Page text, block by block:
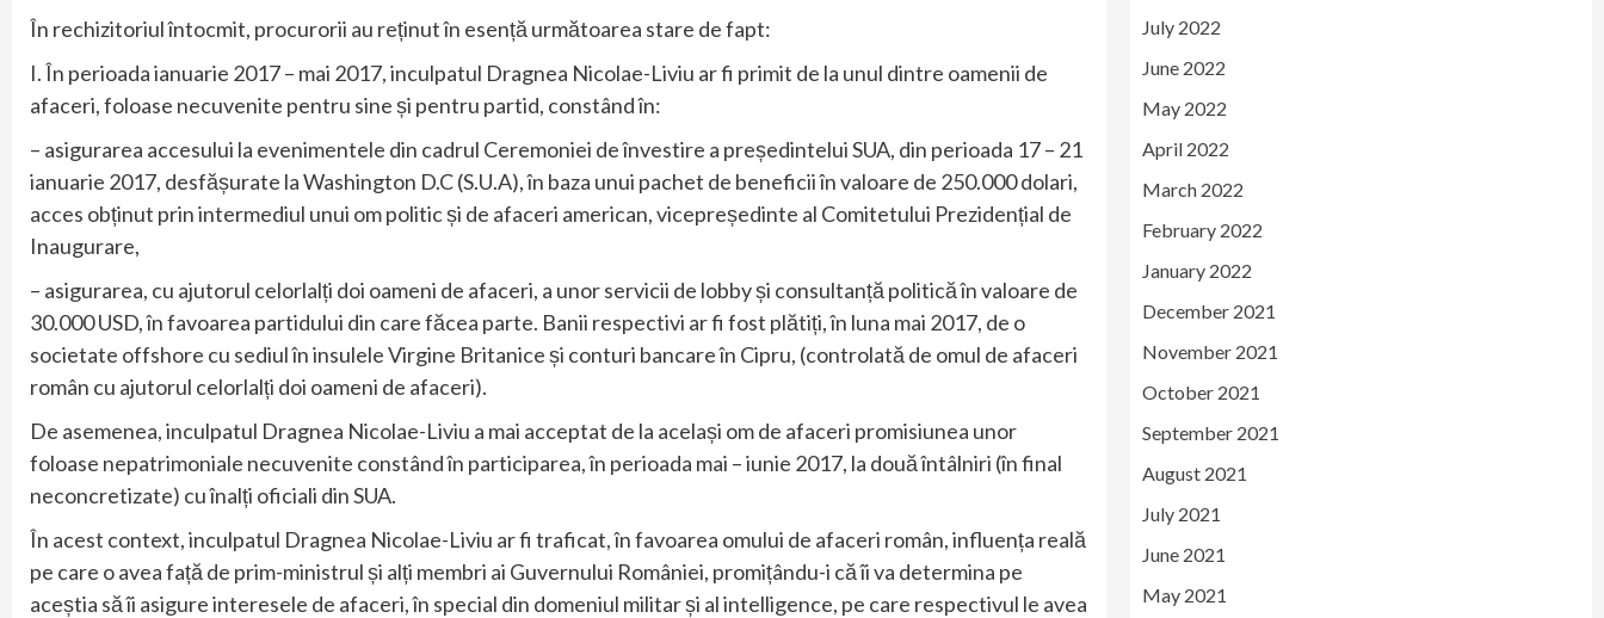
În rechizitoriul întocmit, procurorii au reținut în esență următoarea stare de fapt:
I. În perioada ianuarie 2017 – mai 2017, inculpatul Dragnea Nicolae-Liviu ar fi primit de la unul dintre oamenii de
afaceri, foloase necuvenite pentru sine și pentru partid, constând în:
– asigurarea accesului la evenimentele din cadrul Ceremoniei de învestire a președintelui SUA, din perioada 17 – 21
ianuarie 2017, desfășurate la Washington D.C (S.U.A), în baza unui pachet de beneficii în valoare de 250.000 dolari,
acces obținut prin intermediul unui om politic și de afaceri american, vicepreședinte al Comitetului Prezidențial de
Inaugurare,
– asigurarea, cu ajutorul celorlalți doi oameni de afaceri, a unor servicii de lobby și consultanță politică în valoare de
30.000 USD, în favoarea partidului din care făcea parte. Banii respectivi ar fi fost plătiți, în luna mai 2017, de o
societate offshore cu sediul în insulele Virgine Britanice și conturi bancare în Cipru, (controlată de omul de afaceri
român cu ajutorul celorlalți doi oameni de afaceri).
De asemenea, inculpatul Dragnea Nicolae-Liviu a mai acceptat de la același om de afaceri promisiunea unor
foloase nepatrimoniale necuvenite constând în participarea, în perioada mai – iunie 2017, la două întâlniri (în final
neconcretizate) cu înalți oficiali din SUA.
În acest context, inculpatul Dragnea Nicolae-Liviu ar fi traficat, în favoarea omului de afaceri român, influența reală
pe care o avea față de prim-ministrul și alți membri ai Guvernului României, promițându-i că îi va determina pe
aceștia să îi asigure interesele de afaceri, în special din domeniul militar și al intelligence, pe care respectivul le avea
July 2022
June 2022
May 2022
April 2022
March 2022
February 2022
January 2022
December 2021
November 2021
October 2021
September 2021
August 2021
July 2021
June 2021
May 2021